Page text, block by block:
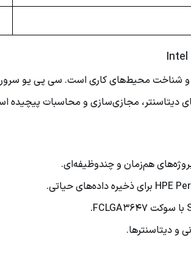
هم‌زمان و چندوظیفه‌ای.
و دیتاسنترها.